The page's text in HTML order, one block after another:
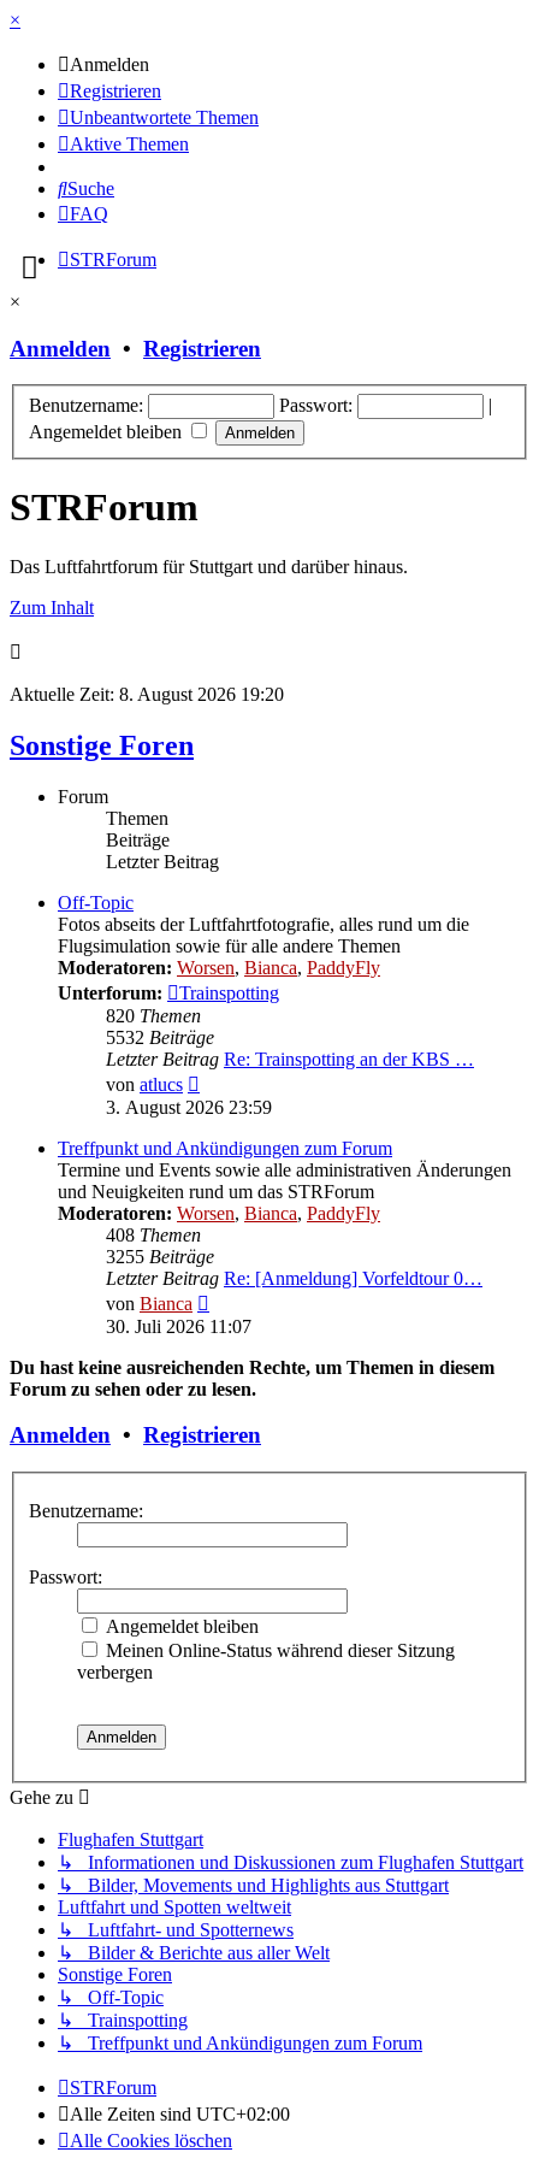
×
Anmelden
Registrieren
Unbeantwortete Themen
Aktive Themen
Suche
FAQ
STRForum
×
Anmelden • Registrieren
Benutzername: Passwort:
|
Angemeldet bleiben
STRForum
Das Luftfahrtforum für Stuttgart und darüber hinaus.
Zum Inhalt
Aktuelle Zeit: 8. August 2026 19:20
Sonstige Foren
Forum
Themen
Beiträge
Letzter Beitrag
Off-Topic
Fotos abseits der Luftfahrtfotografie, alles rund um die
Flugsimulation sowie für alle andere Themen
Moderatoren: Worsen, Bianca, PaddyFly
Unterforum:
Trainspotting
820 Themen
5532 Beiträge
Letzter Beitrag Re: Trainspotting an der KBS …
von atlucs
Beitrag
3. August 2026 23:59
Treffpunkt und Ankündigungen zum Forum
Termine und Events sowie alle administrativen Änderungen
und Neuigkeiten rund um das STRForum
Moderatoren: Worsen, Bianca, PaddyFly
408 Themen
3255 Beiträge
Letzter Beitrag Re: [Anmeldung] Vorfeldtour 0…
von Bianca
Beitrag
30. Juli 2026 11:07
Du hast keine ausreichenden Rechte, um Themen in diesem
Forum zu sehen oder zu lesen.
Anmelden • Registrieren
Benutzername:
Passwort:
Angemeldet bleiben
Meinen Online-Status während dieser Sitzung
verbergen
Gehe zu
Flughafen Stuttgart
↳ Informationen und Diskussionen zum Flughafen Stuttgart
↳ Bilder, Movements und Highlights aus Stuttgart
Luftfahrt und Spotten weltweit
↳ Luftfahrt- und Spotternews
↳ Bilder & Berichte aus aller Welt
Sonstige Foren
↳ Off-Topic
↳ Trainspotting
↳ Treffpunkt und Ankündigungen zum Forum
STRForum
Alle Zeiten sind UTC+02:00
Alle Cookies löschen